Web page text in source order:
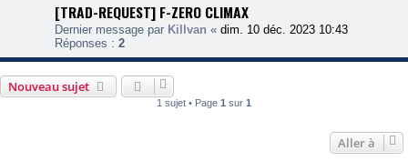
[TRAD-REQUEST] F-ZERO CLIMAX
Dernier message par Killvan « dim. 10 déc. 2023 10:43
Réponses : 2
Nouveau sujet
1 sujet • Page 1 sur 1
Aller à